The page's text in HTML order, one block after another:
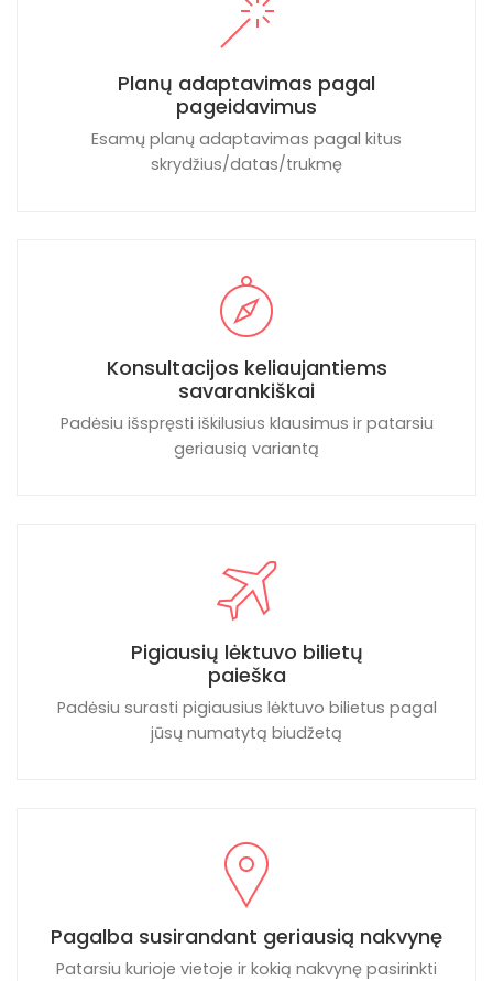
Planų adaptavimas pagal
pageidavimus
Esamų planų adaptavimas pagal kitus
skrydžius/datas/trukmę
Konsultacijos keliaujantiems
savarankiškai
Padėsiu išspręsti iškilusius klausimus ir patarsiu
geriausią variantą
Pigiausių lėktuvo bilietų
paieška
Padėsiu surasti pigiausius lėktuvo bilietus pagal
jūsų numatytą biudžetą
Pagalba susirandant geriausią nakvynę
Patarsiu kurioje vietoje ir kokią nakvynę pasirinkti